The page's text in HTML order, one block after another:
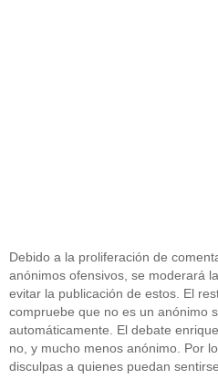
Debido a la proliferación de
anónimos ofensivos, se moderará
evitar la publicación de estos. El
compruebe que no es un anónimo
automáticamente. El debate
no, y mucho menos anónimo. Por
disculpas a quienes puedan